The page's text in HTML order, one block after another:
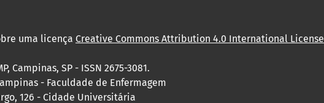
uma licença Creative Commons Attribution 4.0 International License
Campinas, SP - ISSN 2675-3081.
- Faculdade de Enfermagem
126 - Cidade Universitária